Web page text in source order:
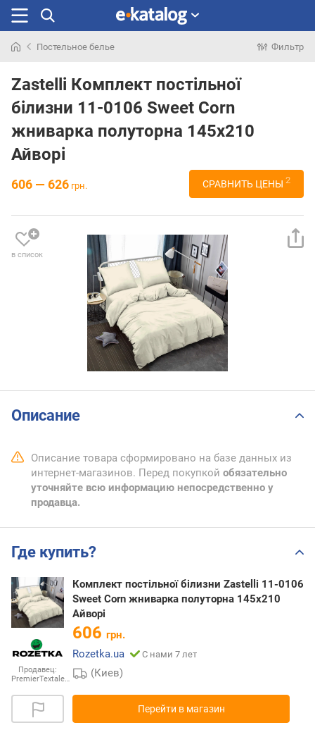
раньше
Постельное белье Фильтр
Zastelli Комплект постільної
білизни 11-0106 Sweet Corn
жниварка полуторна 145х210
Айворі
606 — 626 грн. СРАВНИТЬ ЦЕНЫ 2
в список
Описание
Описание товара сформировано на базе данных из
интернет-магазинов. Перед покупкой обязательно
уточняйте всю информацию непосредственно у
продавца.
Где купить?
Продавец:
PremierTextale…
Комплект постільної білизни Zastelli 11-0106
Sweet Corn жниварка полуторна 145х210
Айворі
606 грн.
Rozetka.ua
С нами 7 лет
(Киев)
Перейти в магазин